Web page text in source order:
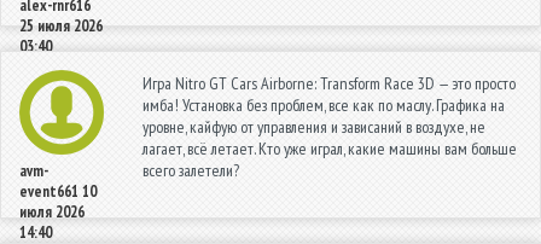
alex-rnr616
25 июля 2026
03:40
avm-
event661 10
июля 2026
14:40
Игра Nitro GT Cars Airborne: Transform Race 3D — это просто
имба! Установка без проблем, все как по маслу. Графика на
уровне, кайфую от управления и зависаний в воздухе, не
лагает, всё летает. Кто уже играл, какие машины вам больше
всего залетели?